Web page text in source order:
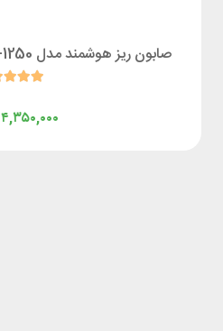
صابون ریز هوشمند مدل 1250-RX - BLACK مشکی مات
۴,۳۵۰,۰۰۰